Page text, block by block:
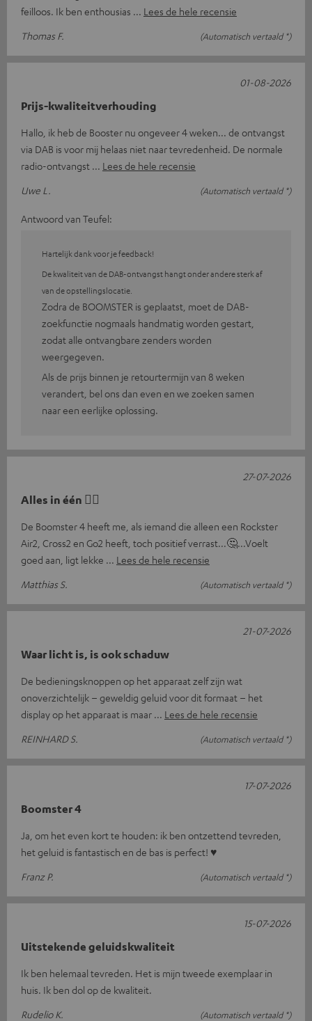
feilloos. Ik ben enthousias
Lees de hele recensie
Thomas F.
(Automatisch vertaald *)
Prijs-kwaliteitverhouding
Hallo, ik heb de Booster nu ongeveer 4 weken... de ontvangst
via DAB is voor mij helaas niet naar tevredenheid. De normale
radio-ontvangst
Lees de hele recensie
Uwe L.
(Automatisch vertaald *)
01-08-2026
Antwoord van Teufel:
Hartelijk dank voor je feedback!
De kwaliteit van de DAB-ontvangst hangt onder andere sterk af
van de opstellingslocatie.
Zodra de BOOMSTER is geplaatst, moet de DAB-
zoekfunctie nogmaals handmatig worden gestart,
zodat alle ontvangbare zenders worden
weergegeven.
Als de prijs binnen je retourtermijn van 8 weken
verandert, bel ons dan even en we zoeken samen
naar een eerlijke oplossing.
Alles in één 👍🏻
De Boomster 4 heeft me, als iemand die alleen een Rockster
Air2, Cross2 en Go2 heeft, toch positief verrast...🤔...Voelt
goed aan, ligt lekke
Lees de hele recensie
Matthias S.
(Automatisch vertaald *)
27-07-2026
Waar licht is, is ook schaduw
De bedieningsknoppen op het apparaat zelf zijn wat
onoverzichtelijk – geweldig geluid voor dit formaat – het
display op het apparaat is maar
Lees de hele recensie
REINHARD S.
(Automatisch vertaald *)
21-07-2026
Boomster 4
Ja, om het even kort te houden: ik ben ontzettend tevreden,
het geluid is fantastisch en de bas is perfect! ♥
Franz P.
(Automatisch vertaald *)
17-07-2026
Uitstekende geluidskwaliteit
Ik ben helemaal tevreden. Het is mijn tweede exemplaar in
huis. Ik ben dol op de kwaliteit.
Rudelio K.
(Automatisch vertaald *)
15-07-2026